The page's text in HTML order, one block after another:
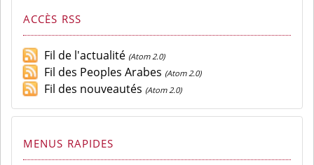
ACCÈS RSS
Fil de l'actualité (Atom 2.0)
Fil des Peoples Arabes (Atom 2.0)
Fil des nouveautés (Atom 2.0)
MENUS RAPIDES